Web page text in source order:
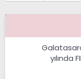
yılında